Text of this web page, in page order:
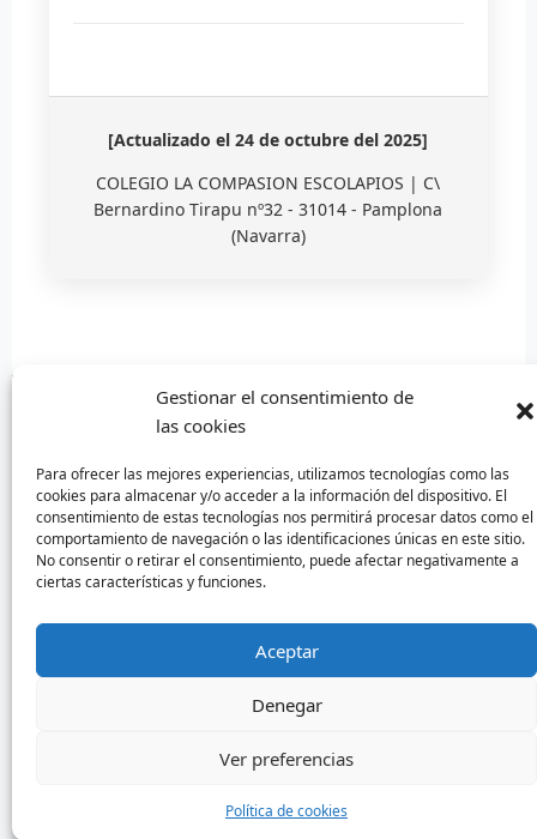
Gestionar el consentimiento de
las cookies
Para ofrecer las mejores experiencias, utilizamos tecnologías como las
cookies para almacenar y/o acceder a la información del dispositivo. El
consentimiento de estas tecnologías nos permitirá procesar datos como el
comportamiento de navegación o las identificaciones únicas en este sitio.
No consentir o retirar el consentimiento, puede afectar negativamente a
ciertas características y funciones.
Aceptar
Denegar
Ver preferencias
Política de cookies
[Actualizado el 24 de octubre del 2025]
COLEGIO LA COMPASION ESCOLAPIOS | C\
Bernardino Tirapu nº32 - 31014 - Pamplona
(Navarra)